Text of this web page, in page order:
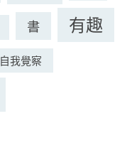
書 有趣
自我覺察